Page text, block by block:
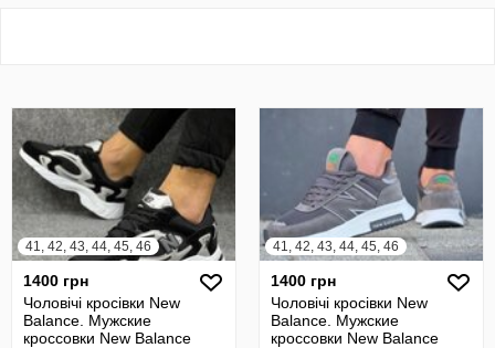
41, 42, 43, 44, 45, 46
1400 грн
Чоловічі кросівки New
Balance. Мужские
кроссовки New Balance
41, 42, 43, 44, 45, 46
1400 грн
Чоловічі кросівки New
Balance. Мужские
кроссовки New Balance